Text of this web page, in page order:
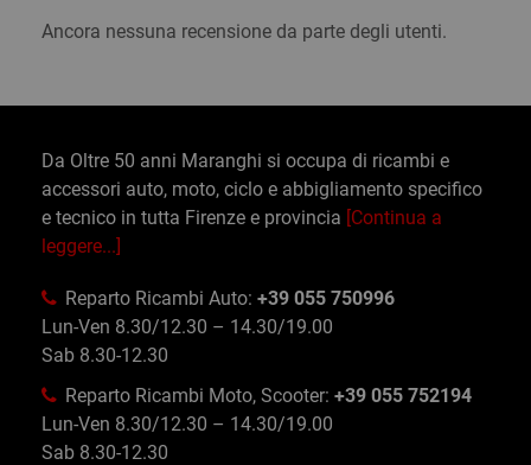
Ancora nessuna recensione da parte degli utenti.
Da Oltre 50 anni Maranghi si occupa di ricambi e
accessori auto, moto, ciclo e abbigliamento specifico
e tecnico in tutta Firenze e provincia [Continua a
leggere...]
Reparto Ricambi Auto: +39 055 750996
Lun-Ven 8.30/12.30 – 14.30/19.00
Sab 8.30-12.30
Reparto Ricambi Moto, Scooter: +39 055 752194
Lun-Ven 8.30/12.30 – 14.30/19.00
Sab 8.30-12.30